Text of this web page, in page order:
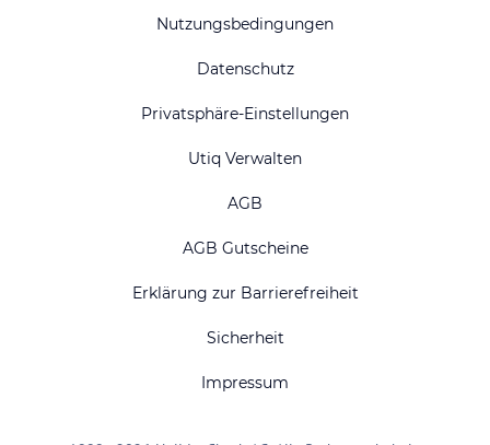
Nutzungsbedingungen
Datenschutz
Privatsphäre-Einstellungen
Utiq Verwalten
AGB
AGB Gutscheine
Erklärung zur Barrierefreiheit
Sicherheit
Impressum